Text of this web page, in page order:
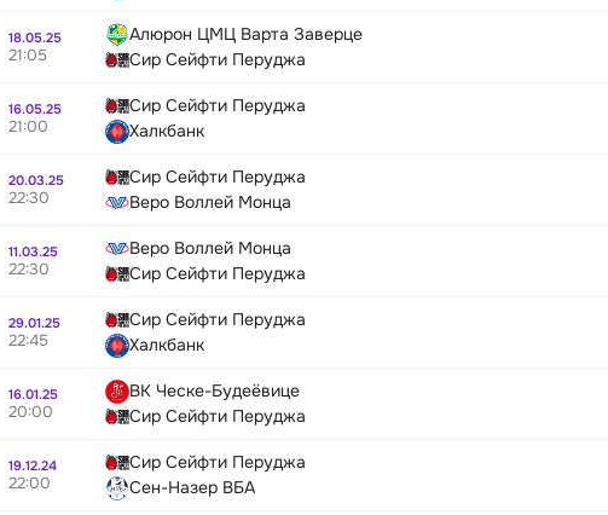
18.05.25
21:05
Алюрон ЦМЦ Варта Заверце
Сир Сейфти Перуджа
16.05.25
21:00
Сир Сейфти Перуджа
Халкбанк
20.03.25
22:30
Сир Сейфти Перуджа
Веро Воллей Монца
11.03.25
22:30
Веро Воллей Монца
Сир Сейфти Перуджа
29.01.25
22:45
Сир Сейфти Перуджа
Халкбанк
16.01.25
20:00
ВК Ческе-Будеёвице
Сир Сейфти Перуджа
19.12.24
22:00
Сир Сейфти Перуджа
Сен-Назер ВБА